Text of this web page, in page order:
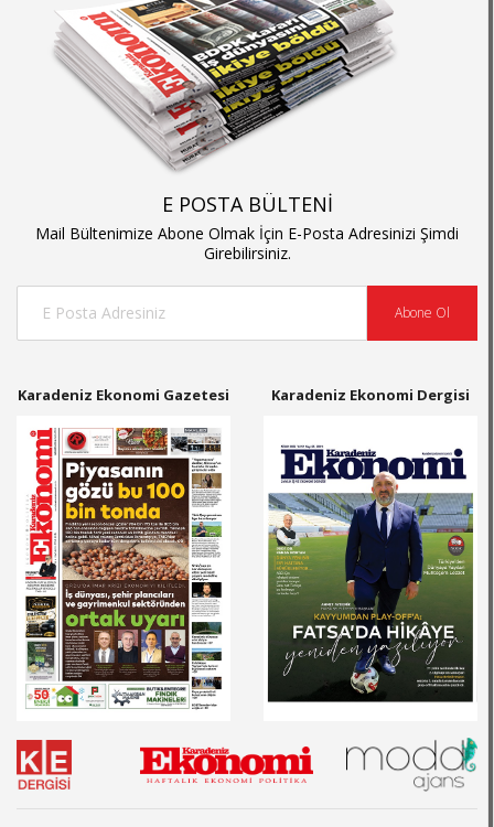
E POSTA BÜLTENİ
Mail Bültenimize Abone Olmak İçin E-Posta Adresinizi Şimdi
Girebilirsiniz.
Abone Ol
Karadeniz Ekonomi Gazetesi Karadeniz Ekonomi Dergisi